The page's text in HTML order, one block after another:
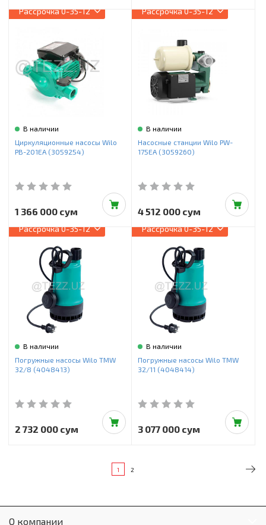
Рассрочка0-35-12
В наличии
Циркуляционные насосы Wilo
PB-201EA (3059254)
1 366 000 сум
Рассрочка0-35-12
В наличии
Насосные станции Wilo PW-
175EA (3059260)
4 512 000 сум
Рассрочка0-35-12
В наличии
Погружные насосы Wilo TMW
32/8 (4048413)
2 732 000 сум
Рассрочка0-35-12
В наличии
Погружные насосы Wilo TMW
32/11 (4048414)
3 077 000 сум
1 2
О компании